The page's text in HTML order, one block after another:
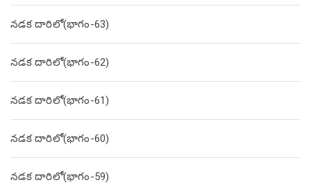
నడక దారిలో(భాగం-63)
నడక దారిలో(భాగం-62)
నడక దారిలో(భాగం-61)
నడక దారిలో(భాగం-60)
నడక దారిలో(భాగం-59)